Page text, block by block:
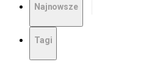
Najnowsze
Tagi